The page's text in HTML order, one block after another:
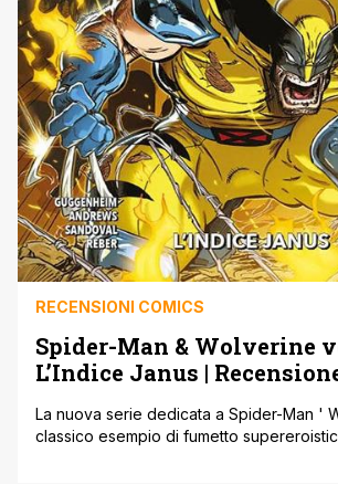
RECENSIONI COMICS
Spider-Man & Wolverine
L’Indice Janus |
La nuova serie dedicata a Spider-Man '
classico esempio di fumetto